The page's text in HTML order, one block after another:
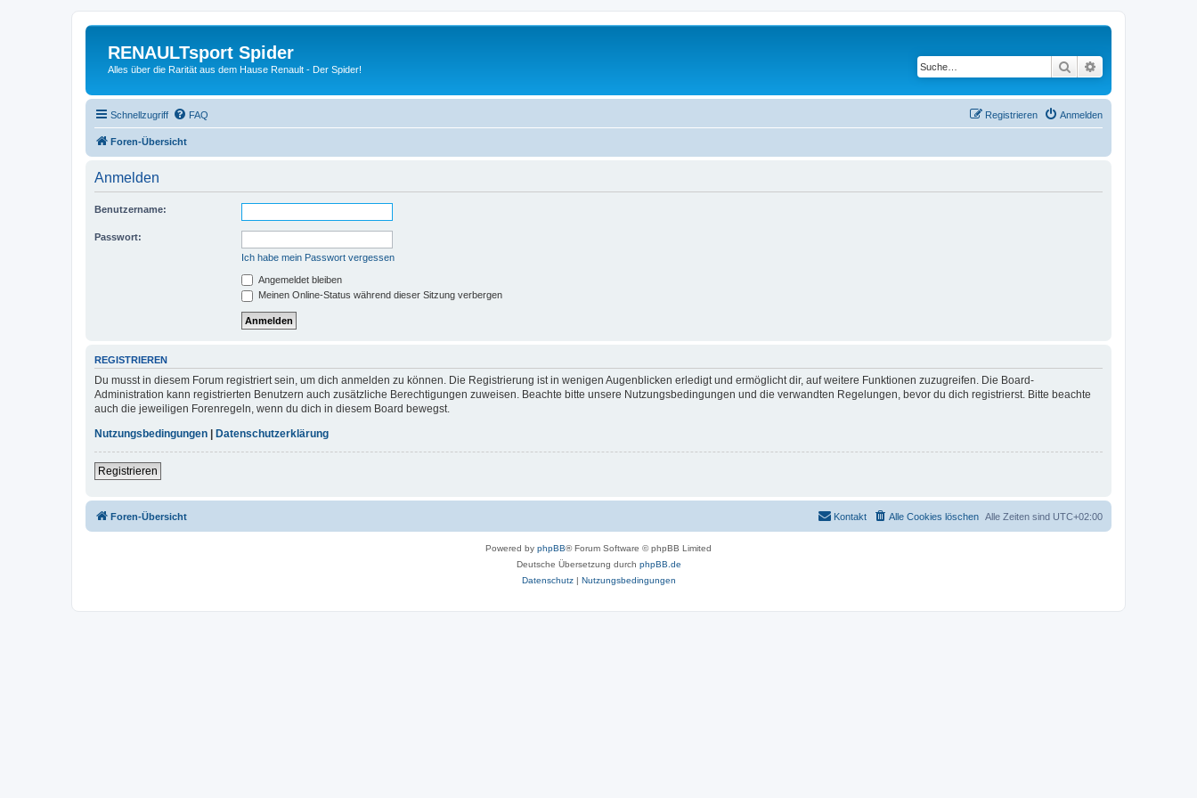
RENAULTsport Spider
Alles über die Rarität aus dem Hause Renault - Der Spider! Suche
Schnellzugriff FAQ Anmelden
Registrieren
Foren-Übersicht
Anmelden
Benutzername:
Passwort:
Ich habe mein Passwort vergessen
Angemeldet bleiben
Meinen Online-Status während dieser Sitzung verbergen
REGISTRIEREN
Du musst in diesem Forum registriert sein, um dich anmelden zu können. Die Registrierung ist in wenigen Augenblicken erledigt und ermöglicht dir, auf weitere Funktionen zuzugreifen. Die Board-
Administration kann registrierten Benutzern auch zusätzliche Berechtigungen zuweisen. Beachte bitte unsere Nutzungsbedingungen und die verwandten Regelungen, bevor du dich registrierst. Bitte beachte
auch die jeweiligen Forenregeln, wenn du dich in diesem Board bewegst.
Nutzungsbedingungen
Datenschutzerklärung
Registrieren
Foren-Übersicht Alle Zeiten sind UTC+02:00
Alle Cookies löschen
Kontakt
Powered by phpBB® Forum Software © phpBB Limited
Deutsche Übersetzung durch phpBB.de
Datenschutz| Nutzungsbedingungen